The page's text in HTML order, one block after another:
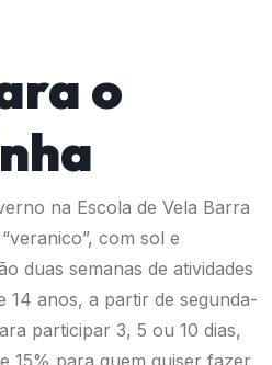
o
na Escola de Vela Barra
com sol e
duas semanas de atividades
14 anos, a partir de segunda-
participar 3, 5 ou 10 dias,
15% para quem quiser fazer